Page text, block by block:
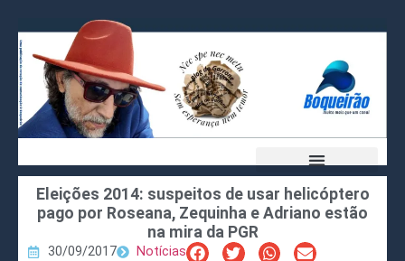
Eleições 2014: suspeitos de usar helicóptero
pago por Roseana, Zequinha e Adriano estão
na mira da PGR
30/09/2017 Notícias